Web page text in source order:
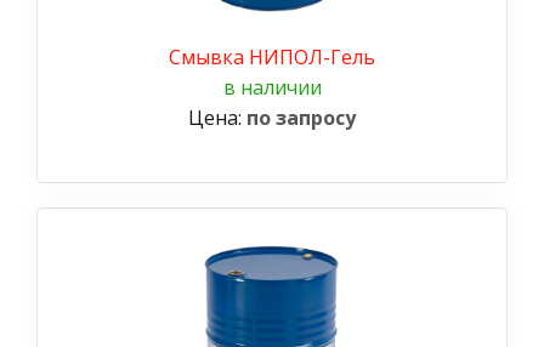
Смывка НИПОЛ-Гель
в наличии
Цена: по запросу